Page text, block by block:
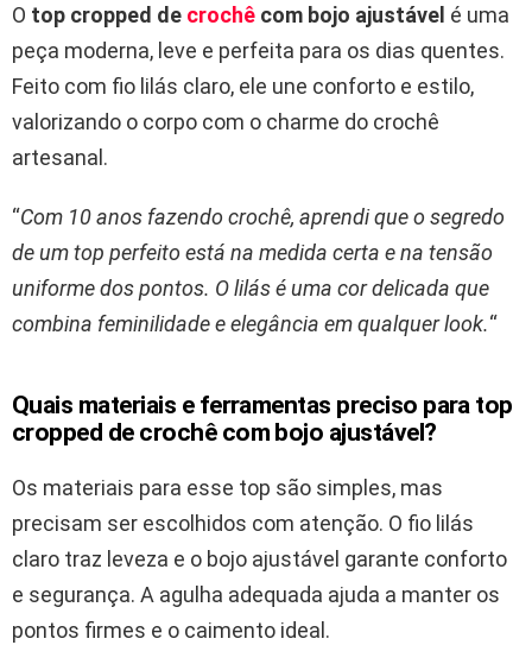
O top cropped de crochê com bojo ajustável é uma
peça moderna, leve e perfeita para os dias quentes.
Feito com fio lilás claro, ele une conforto e estilo,
valorizando o corpo com o charme do crochê
artesanal.
“Com 10 anos fazendo crochê, aprendi que o segredo
de um top perfeito está na medida certa e na tensão
uniforme dos pontos. O lilás é uma cor delicada que
combina feminilidade e elegância em qualquer look.“
Quais materiais e ferramentas preciso para top
cropped de crochê com bojo ajustável?
Os materiais para esse top são simples, mas
precisam ser escolhidos com atenção. O fio lilás
claro traz leveza e o bojo ajustável garante conforto
e segurança. A agulha adequada ajuda a manter os
pontos firmes e o caimento ideal.